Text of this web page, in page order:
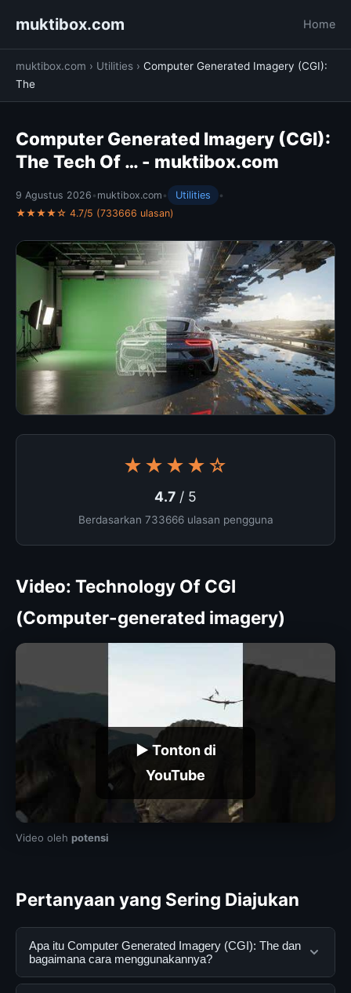
muktibox.com Home
muktibox.com › Utilities › Computer Generated Imagery (CGI):
The
Computer Generated Imagery (CGI):
The Tech Of … - muktibox.com
9 Agustus 2026 • muktibox.com • Utilities
•
★★★★☆ 4.7/5 (733666 ulasan)
★★★★☆
4.7 / 5
Berdasarkan 733666 ulasan pengguna
Video: Technology Of CGI
(Computer-generated imagery)
▶ Tonton di
YouTube
Video oleh potensi
Pertanyaan yang Sering Diajukan
Apa itu Computer Generated Imagery (CGI): The dan
bagaimana cara menggunakannya?